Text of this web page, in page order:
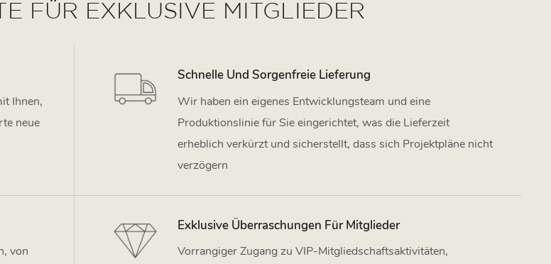
FÜR EXKLUSIVE MITGLIEDER
Ihnen,
neue
Schnelle Und Sorgenfreie Lieferung
Wir haben ein eigenes Entwicklungsteam und eine
Produktionslinie für Sie eingerichtet, was die Lieferzeit
erheblich verkürzt und sicherstellt, dass sich Projektpläne nicht
verzögern
von
Exklusive Überraschungen Für Mitglieder
Vorrangiger Zugang zu VIP-Mitgliedschaftsaktivitäten,